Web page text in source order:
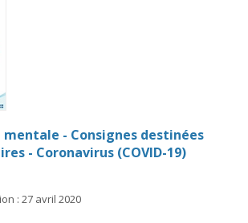
mentale - Consignes destinées
- Coronavirus (COVID-19)
: 27 avril 2020